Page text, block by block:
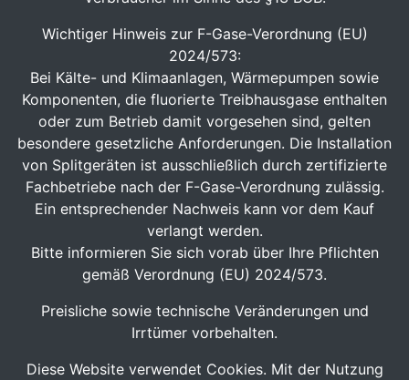
Wichtiger Hinweis zur F-Gase-Verordnung (EU)
2024/573:
Bei Kälte- und Klimaanlagen, Wärmepumpen sowie
Komponenten, die fluorierte Treibhausgase enthalten
oder zum Betrieb damit vorgesehen sind, gelten
besondere gesetzliche Anforderungen. Die Installation
von Splitgeräten ist ausschließlich durch zertifizierte
Fachbetriebe nach der F-Gase-Verordnung zulässig.
Ein entsprechender Nachweis kann vor dem Kauf
verlangt werden.
Bitte informieren Sie sich vorab über Ihre Pflichten
gemäß Verordnung (EU) 2024/573.
Preisliche sowie technische Veränderungen und
Irrtümer vorbehalten.
Diese Website verwendet Cookies. Mit der Nutzung